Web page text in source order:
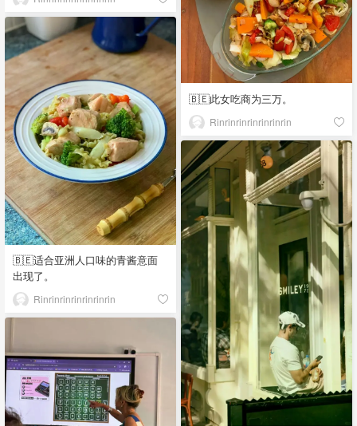
🇧🇪此女吃商为三万。
Rinrinrinrinrinrinrin
🇧🇪适合亚洲人口味的青酱意面
出现了。
Rinrinrinrinrinrinrin